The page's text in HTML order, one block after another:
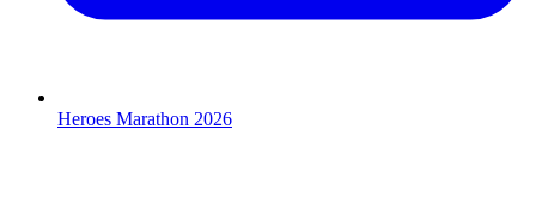
Heroes Marathon 2026